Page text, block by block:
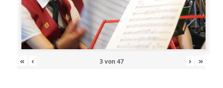
« ‹ 3von 47 › »